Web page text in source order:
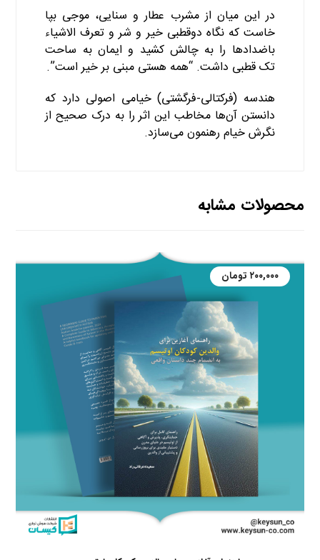
در این میان از مشرب عطار و سنایی، موجی بپا
خاست که نگاه دوقطبی خیر و شر و تعرف الاشیاء
باضدادها را به چالش کشید و ایمان به ساحت
تک قطبی داشت. “همه هستی مبنی بر خیر است”.
هندسه (فرکتالی-فرگشتی) خیامی اصولی دارد که
دانستن آن‌ها مخاطب این اثر را به درک صحیح از
نگرش خیام رهنمون می‌سازد.
محصولات مشابه
۲۰۰,۰۰۰ تومان